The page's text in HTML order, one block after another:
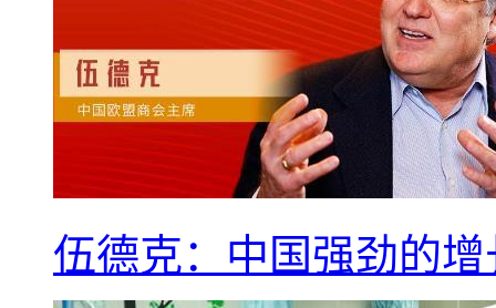
伍德克：中国强劲的